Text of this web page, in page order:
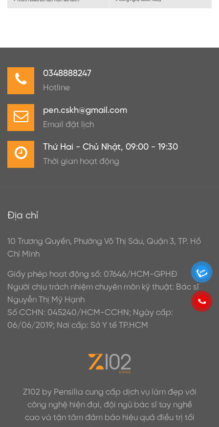
0348888247
Hotline
pen.cskh@gmail.com
Email đặt lịch
Thứ Hai - Chủ Nhật, 09:00 - 19:30
Thời gian hoạt động
Địa chỉ
10 Trương Quyền, Phường Võ Thị Sáu, Quận 3, TP. Hồ
Chí Minh
Giấy phép hoạt động số: 07646/HCM-GPHĐ
Người chịu trách nhiệm chuyên môn kỹ thuật: Bác sĩ
Nguyễn Thị Mỹ Hạnh
Số CCHN: 045240/HCM-CCHN; Ngày cấp:
06/06/2019; Nơi cấp: Sở Y tế TP.HCM
Z102 by Pensilia cung cấp dịch vụ làm đẹp với
công nghệ hiện đại, đội ngũ bác sĩ tay nghề
cao và tận tâm đảm bảo hiệu quả điều trị tối